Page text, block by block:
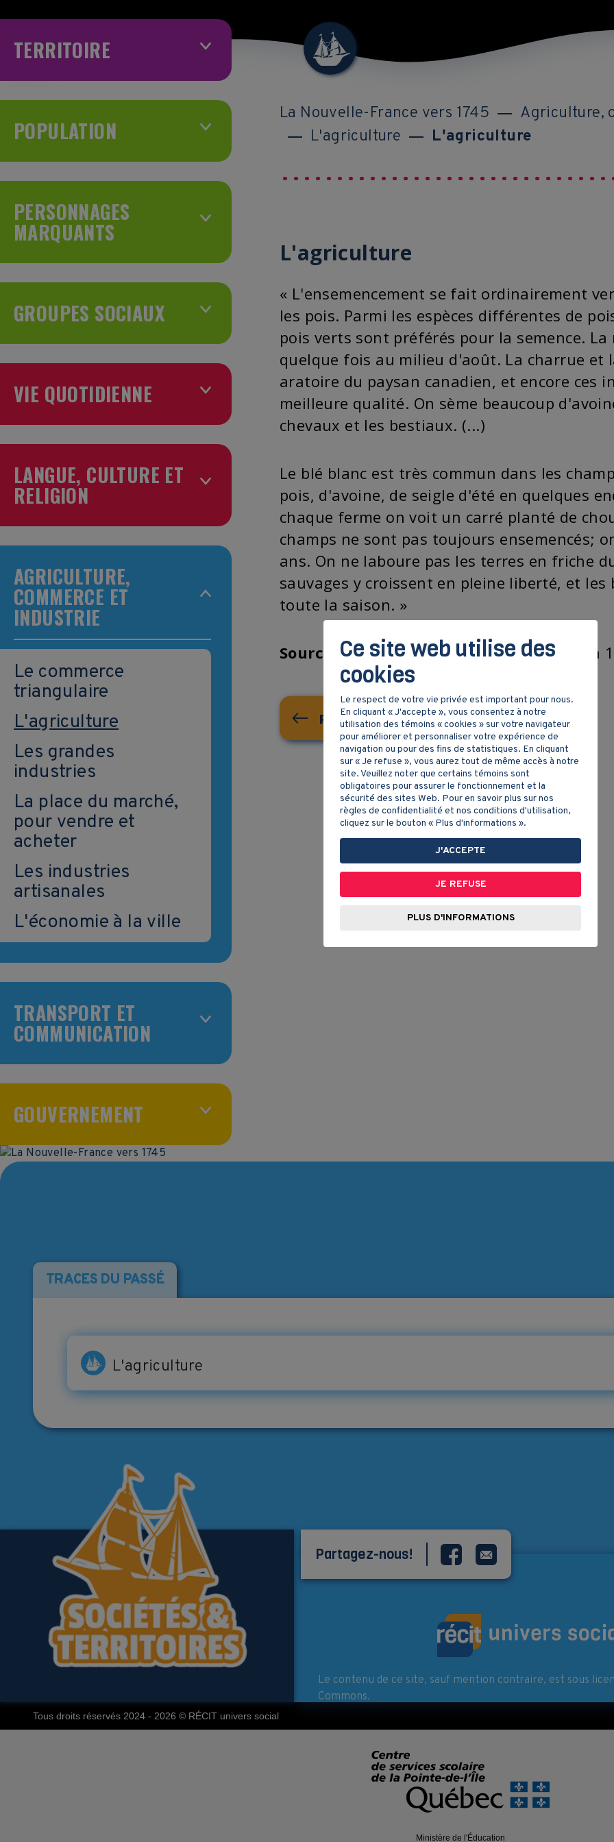
TERRITOIRE
POPULATION
PERSONNAGES
MARQUANTS
GROUPES SOCIAUX
VIE QUOTIDIENNE
LANGUE, CULTURE ET
RELIGION
AGRICULTURE,
COMMERCE ET
INDUSTRIE
Le commerce
triangulaire
L'agriculture
Les grandes
industries
La place du marché,
pour vendre et
acheter
Les industries
artisanales
L'économie à la ville
TRANSPORT ET
COMMUNICATION
GOUVERNEMENT
La Nouvelle-France vers 1745
Agriculture,
L'agriculture
L'agriculture
L'agriculture
« L'ensemencement se fait ordinairement
les pois. Parmi les espèces différentes de
pois verts sont préférés pour la semence.
quelque fois au milieu d'août. La charrue
aratoire du paysan canadien, et encore ces
meilleure qualité. On sème beaucoup
chevaux et les bestiaux. (...)
Le blé blanc est très commun dans les
pois, d'avoine, de seigle d'été en quelques
chaque ferme on voit un carré planté de
champs ne sont pas toujours ensemencés;
ans. On ne laboure pas les terres en friche
sauvages y croissent en pleine liberté, et
toute la saison. »
Source : Pehr Kalm, naturaliste suédois, en
Retour à la fiche de contenu
TRACES DU PASSÉ
L'agriculture
Le contenu de ce site, sauf mention contraire, est sous
Commons.
Partagez-nous!
Tous droits réservés 2024 - 2026 © RÉCIT univers social
Ministère de l'Éducation
Ce site web utilise des
cookies
Le respect de votre vie privée est important pour nous.
En cliquant « J'accepte », vous consentez à notre
utilisation des témoins « cookies » sur votre navigateur
pour améliorer et personnaliser votre expérience de
navigation ou pour des fins de statistiques. En cliquant
sur « Je refuse », vous aurez tout de même accès à notre
site. Veuillez noter que certains témoins sont
obligatoires pour assurer le fonctionnement et la
sécurité des sites Web. Pour en savoir plus sur nos
règles de confidentialité et nos conditions d'utilisation,
cliquez sur le bouton « Plus d'informations ».
J'ACCEPTE
JE REFUSE
PLUS D'INFORMATIONS